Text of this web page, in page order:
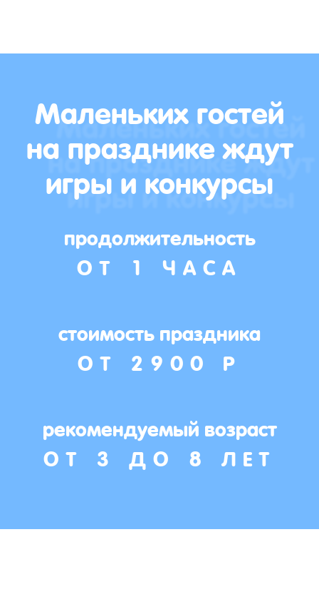
Маленьких гостей
на празднике ждут
игры и конкурсы
продолжительность
ОТ 1 ЧАСА
стоимость праздника
ОТ 2900 Р
рекомендуемый возраст
ОТ 3 ДО 8 ЛЕТ